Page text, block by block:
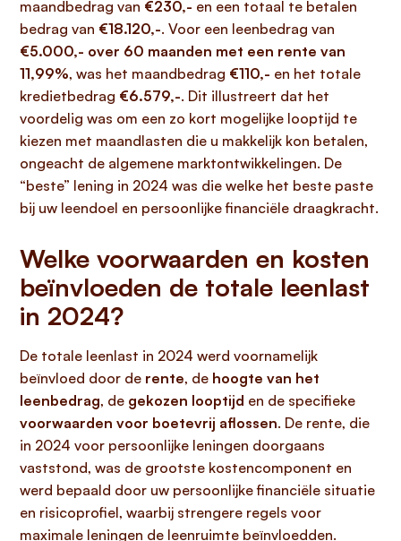
maandbedrag van €230,- en een totaal te betalen
bedrag van €18.120,-. Voor een leenbedrag van
€5.000,- over 60 maanden met een rente van
11,99%, was het maandbedrag €110,- en het totale
kredietbedrag €6.579,-. Dit illustreert dat het
voordelig was om een zo kort mogelijke looptijd te
kiezen met maandlasten die u makkelijk kon betalen,
ongeacht de algemene marktontwikkelingen. De
“beste” lening in 2024 was die welke het beste paste
bij uw leendoel en persoonlijke financiële draagkracht.
Welke voorwaarden en kosten
beïnvloeden de totale leenlast
in 2024?
De totale leenlast in 2024 werd voornamelijk
beïnvloed door de rente, de hoogte van het
leenbedrag, de gekozen looptijd en de specifieke
voorwaarden voor boetevrij aflossen. De rente, die
in 2024 voor persoonlijke leningen doorgaans
vaststond, was de grootste kostencomponent en
werd bepaald door uw persoonlijke financiële situatie
en risicoprofiel, waarbij strengere regels voor
maximale leningen de leenruimte beïnvloedden.